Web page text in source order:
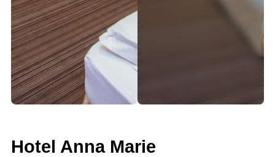
Hotel Anna Marie